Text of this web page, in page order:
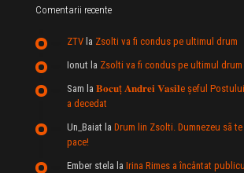
Comentarii recente
ZTV la Zsolti va fi condus pe ultimul drum
Ionut la Zsolti va fi condus pe ultimul drum
Sam la 𝐁𝐨𝐜𝐮ț 𝐀𝐧𝐝𝐫𝐞𝐢 𝐕𝐚𝐬𝐢𝐥e şeful
a decedat
Un_Baiat la Drum lin Zsolti. Dumnezeu sã
pace!
Ember stela la Irina Rimes a încântat